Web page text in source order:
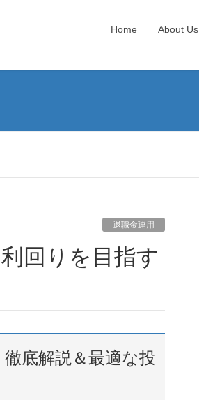
Home About Us
退職金運用
底解説＆最適な投